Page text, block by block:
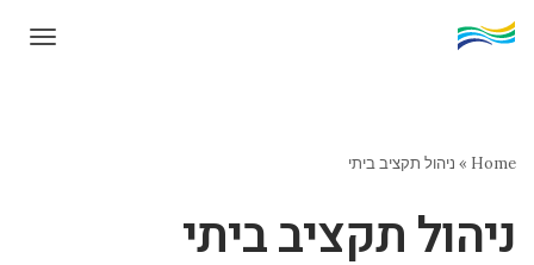
Home
» ניהול תקציב ביתי
ניהול תקציב ביתי